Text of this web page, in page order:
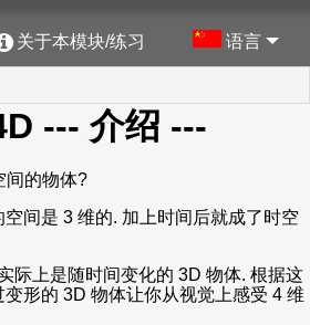
关于本模块/练习 语言
--- 介绍 ---
间的物体?
间是 3 维的. 加上时间后就成了时空
际上是随时间变化的 3D 物体. 根据这
形的 3D 物体让你从视觉上感受 4 维